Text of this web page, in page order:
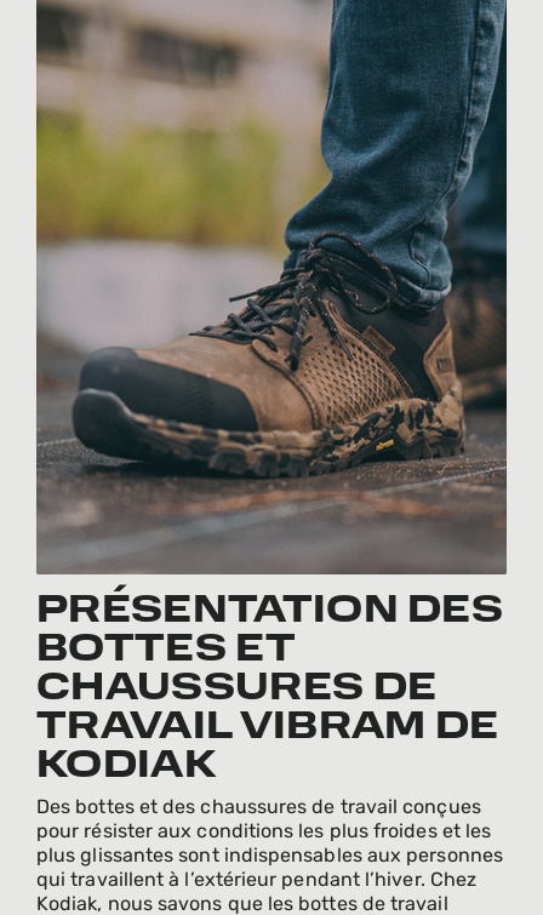
PRÉSENTATION DES
BOTTES ET
CHAUSSURES DE
TRAVAIL VIBRAM DE
KODIAK
Des bottes et des chaussures de travail conçues
pour résister aux conditions les plus froides et les
plus glissantes sont indispensables aux personnes
qui travaillent à l’extérieur pendant l’hiver. Chez
Kodiak, nous savons que les bottes de travail